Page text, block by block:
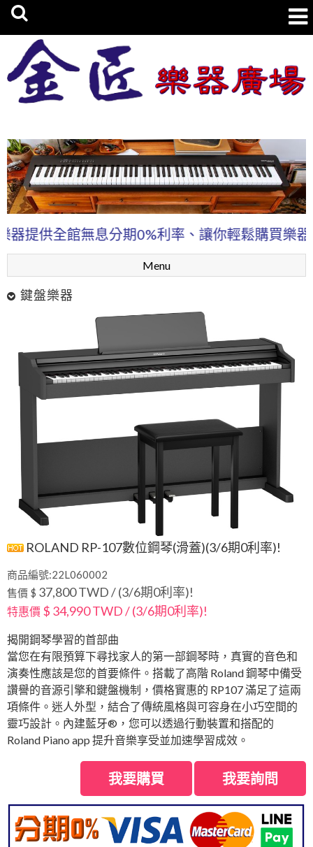
全館無息分期0%利率、讓你輕鬆購買樂器! 本
Menu
鍵盤樂器
ROLAND RP-107數位鋼琴(滑蓋)(3/6期0利率)!
商品編號:22L060002
售價 $ 37,800 TWD / (3/6期0利率)!
特惠價 $ 34,990 TWD / (3/6期0利率)!
揭開鋼琴學習的首部曲
當您在有限預算下尋找家人的第一部鋼琴時，真實的音色和
演奏性應該是您的首要條件。搭載了高階 Roland 鋼琴中備受
讚譽的音源引擎和鍵盤機制，價格實惠的 RP107 滿足了這兩
項條件。迷人外型，結合了傳統風格與可容身在小巧空間的
靈巧設計。內建藍牙®，您可以透過行動裝置和搭配的
Roland Piano app 提升音樂享受並加速學習成效。
我要購買 我要詢問